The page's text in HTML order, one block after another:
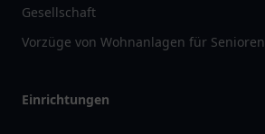
Gesellschaft
Vorzüge von Wohnanlagen für Senioren
Einrichtungen